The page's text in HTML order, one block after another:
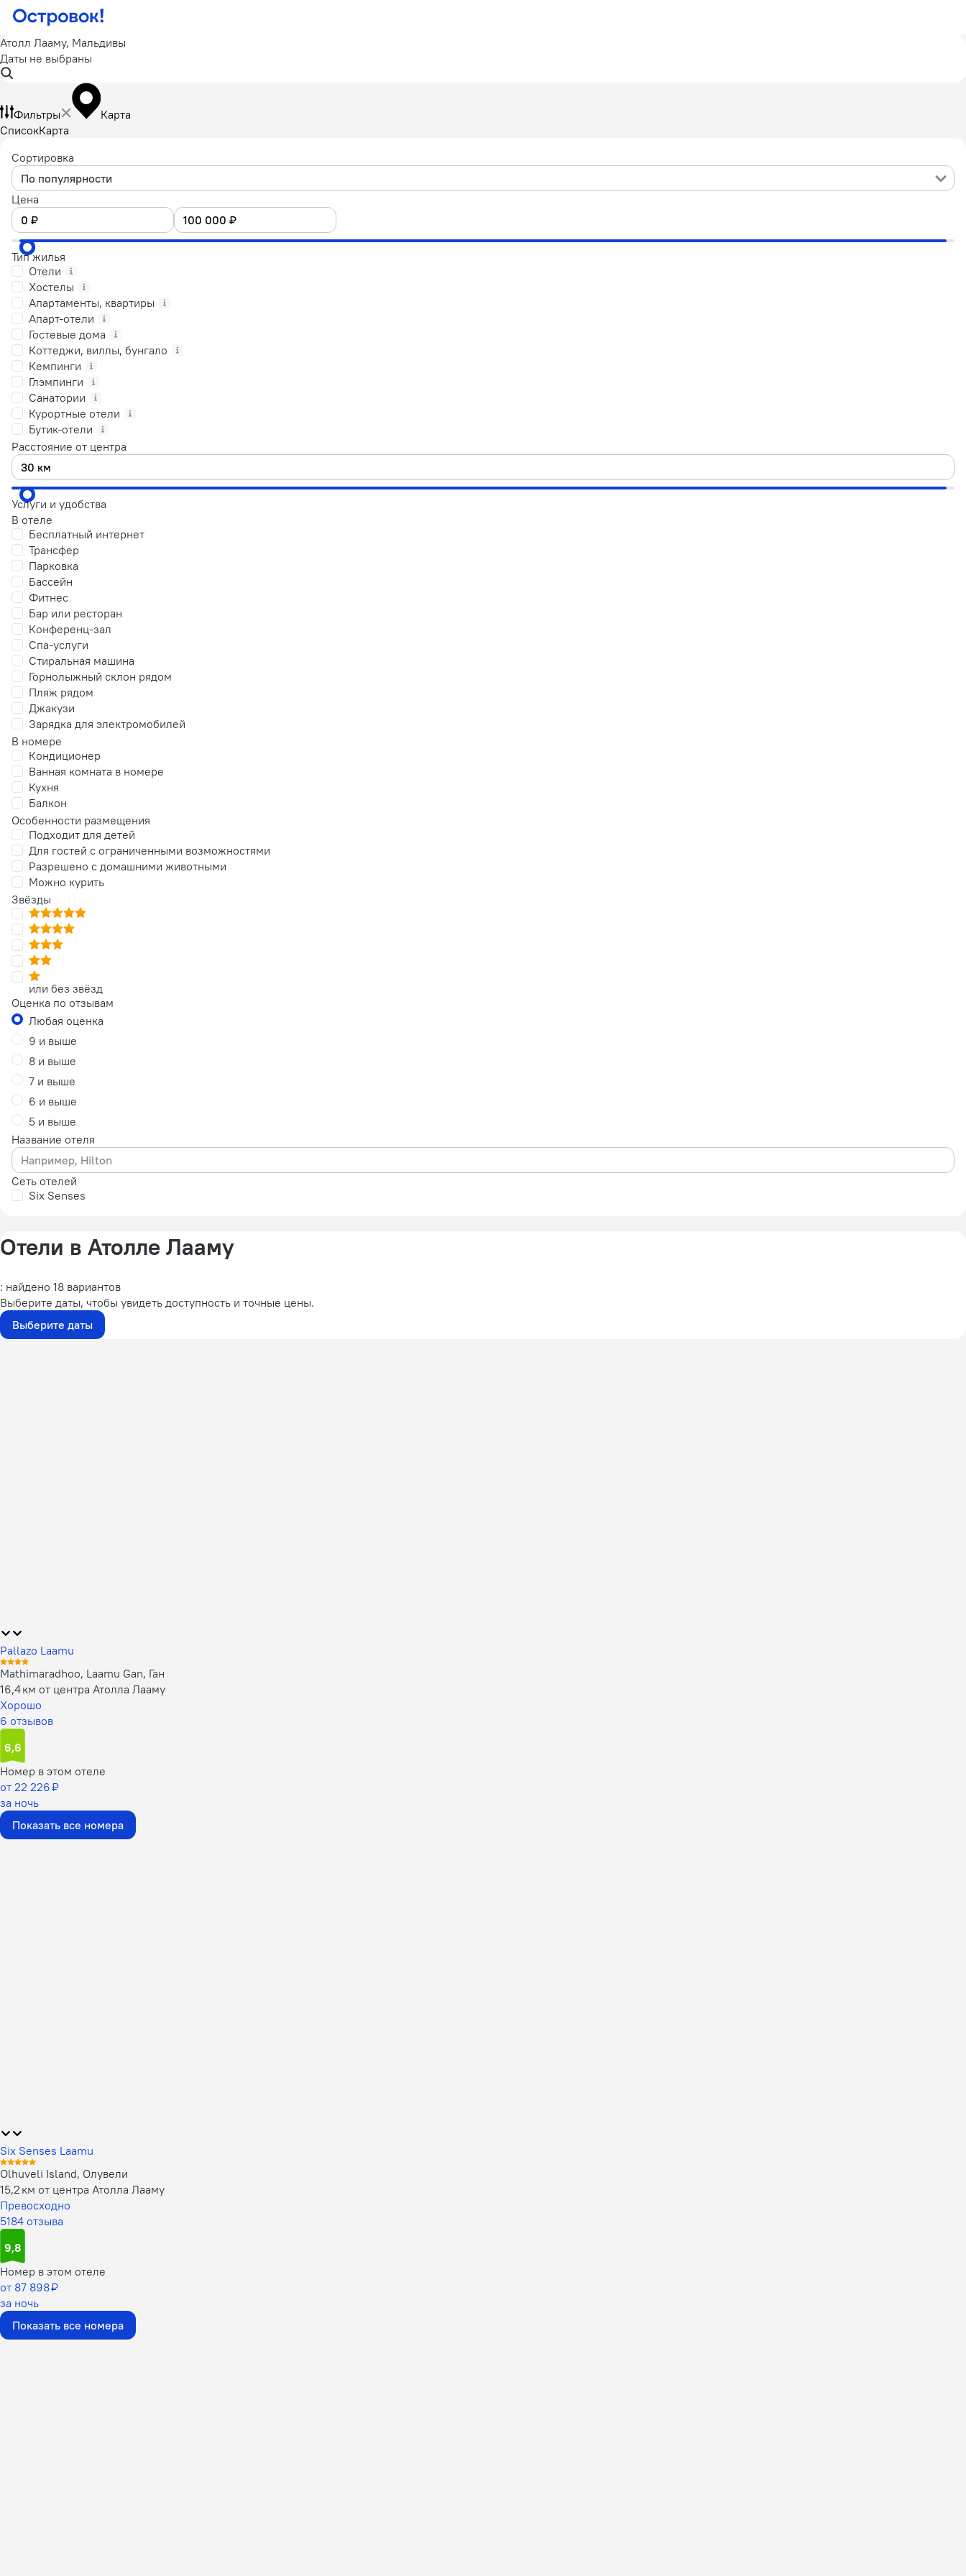
Атолл Лааму, Мальдивы
Даты не выбраны
Фильтры
Карта
СписокКарта
Сортировка
По популярности
Цена
Тип жилья
Отели
Хостелы
Апартаменты, квартиры
Апарт-отели
Гостевые дома
Коттеджи, виллы, бунгало
Кемпинги
Глэмпинги
Санатории
Курортные отели
Бутик-отели
Расстояние от центра
Услуги и удобства
В отеле
Бесплатный интернет
Трансфер
Парковка
Бассейн
Фитнес
Бар или ресторан
Конференц-зал
Спа-услуги
Стиральная машина
Горнолыжный склон рядом
Пляж рядом
Джакузи
Зарядка для электромобилей
В номере
Кондиционер
Ванная комната в номере
Кухня
Балкон
Особенности размещения
Подходит для детей
Для гостей с ограниченными возможностями
Разрешено с домашними животными
Можно курить
Звёзды
или без звёзд
Оценка по отзывам
Любая оценка
9 и выше
8 и выше
7 и выше
6 и выше
5 и выше
Название отеля
Сеть отелей
Six Senses
Отели в Атолле Лааму
: найдено 18 вариантов
Выберите даты, чтобы увидеть доступность и точные цены.
Выберите даты
Pallazo Laamu
Mathimaradhoo, Laamu Gan, Ган
16,4 км от центра Атолла Лааму
Хорошо
6 отзывов
6,6
Номер в этом отеле
от 22 226 ₽
за ночь
Показать все номера
Six Senses Laamu
Olhuveli Island, Олувели
15,2 км от центра Атолла Лааму
Превосходно
5184 отзыва
9,8
Номер в этом отеле
от 87 898 ₽
за ночь
Показать все номера